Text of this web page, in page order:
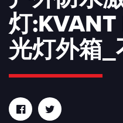
灯
光灯外箱